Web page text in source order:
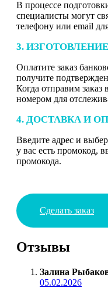
В процессе
специалисты могут
телефону или email
3. ИЗГОТОВЛЕНИЕ
Оплатите заказ
получите
Когда отправим заказ
номером для
4. ДОСТАВКА И
Введите адрес и
у вас есть промокод,
промокода.
Сделать заказ
Отзывы
Залина
05.02.2026